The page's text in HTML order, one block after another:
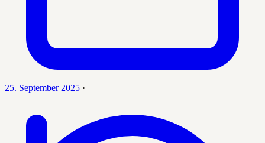
25. September 2025 ·